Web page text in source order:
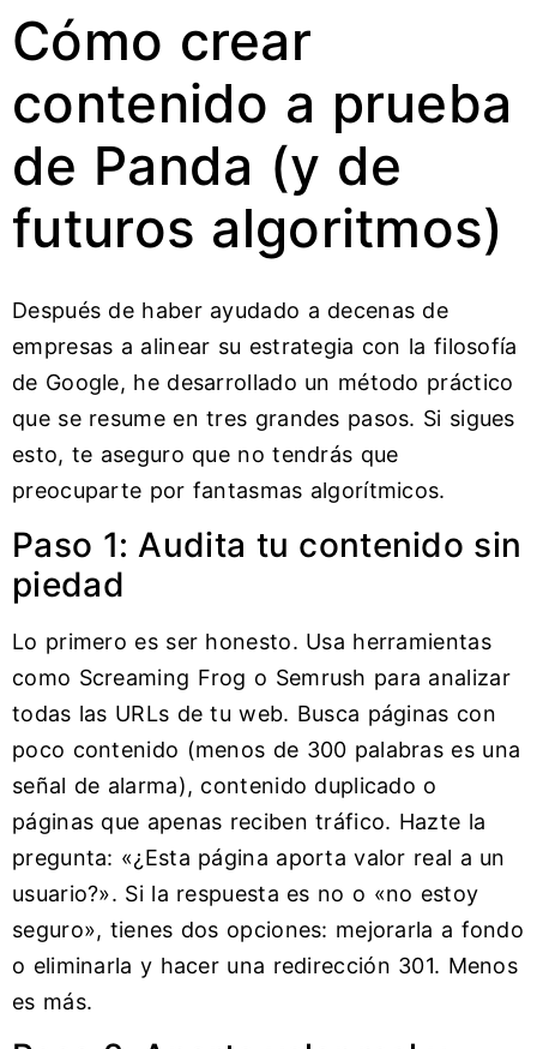
Cómo crear
contenido a prueba
de Panda (y de
futuros algoritmos)
Después de haber ayudado a decenas de
empresas a alinear su estrategia con la filosofía
de Google, he desarrollado un método práctico
que se resume en tres grandes pasos. Si sigues
esto, te aseguro que no tendrás que
preocuparte por fantasmas algorítmicos.
Paso 1: Audita tu contenido sin
piedad
Lo primero es ser honesto. Usa herramientas
como Screaming Frog o Semrush para analizar
todas las URLs de tu web. Busca páginas con
poco contenido (menos de 300 palabras es una
señal de alarma), contenido duplicado o
páginas que apenas reciben tráfico. Hazte la
pregunta: «¿Esta página aporta valor real a un
usuario?». Si la respuesta es no o «no estoy
seguro», tienes dos opciones: mejorarla a fondo
o eliminarla y hacer una redirección 301. Menos
es más.